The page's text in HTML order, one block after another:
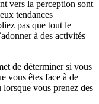
vers la perception sont
tendances
pas que tout le
à des activités
de déterminer si vous
vous êtes face à de
vous prenez des